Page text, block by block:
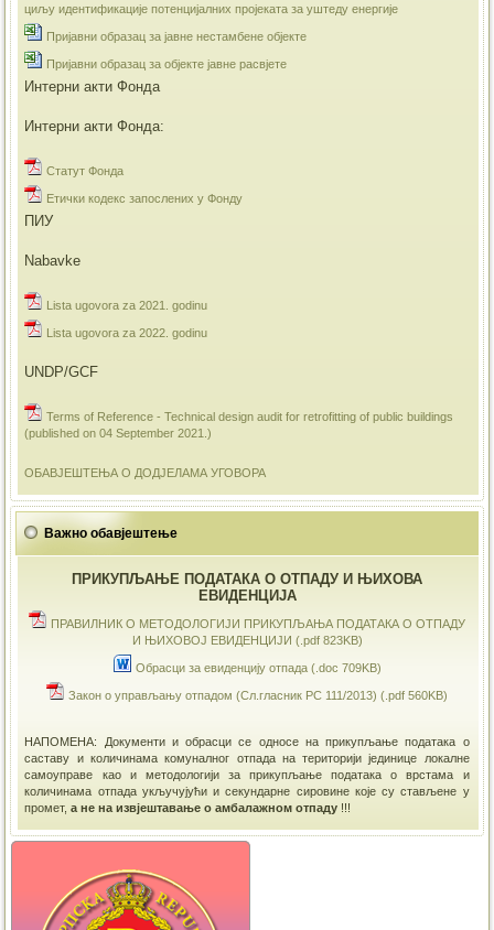
циљу идентификације потенцијалних пројеката за уштеду енергије
Пријавни образац за јавне нестамбене објекте
Пријавни образац за објекте јавне расвјете
Интерни акти Фонда
Интерни акти Фонда:
Статут Фонда
Етички кодекс запослених у Фонду
ПИУ
Nabavke
Lista ugovora za 2021. godinu
Lista ugovora za 2022. godinu
UNDP/GCF
Terms of Reference - Technical design audit for retrofitting of public buildings
(published on 04 September 2021.)
ОБАВЈЕШТЕЊА О ДОДЈЕЛАМА УГОВОРА
Важно обавјештење
ПРИКУПЉАЊЕ ПОДАТАКА О ОТПАДУ И ЊИХОВА
ЕВИДЕНЦИЈА
ПРАВИЛНИК О МЕТОДОЛОГИЈИ ПРИКУПЉАЊА ПОДАТАКА О ОТПАДУ
И ЊИХОВОЈ ЕВИДЕНЦИЈИ (.pdf 823KB)
Обрасци за евиденцију отпада (.doc 709KB)
Закон о управљању отпадом (Сл.гласник РС 111/2013) (.pdf 560KB)
НАПОМЕНА: Документи и обрасци се односе на прикупљање података о
саставу и количинама комуналног отпада на територији јединице локалне
самоуправе као и методологији за прикупљање података о врстама и
количинама отпада укључујући и секундарне сировине које су стављене у
промет,а не на извјештавање о амбалажном отпаду !!!